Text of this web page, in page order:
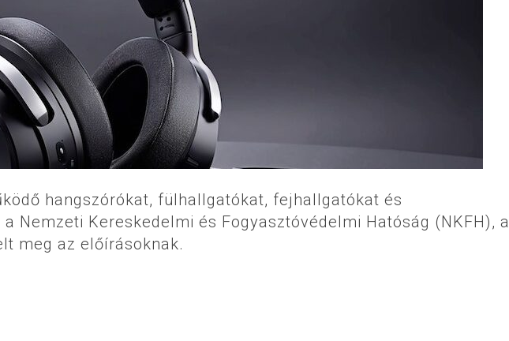
hangszórókat, fülhallgatókat, fejhallgatókat és
Nemzeti Kereskedelmi és Fogyasztóvédelmi Hatóság (NKFH), a
meg az előírásoknak.